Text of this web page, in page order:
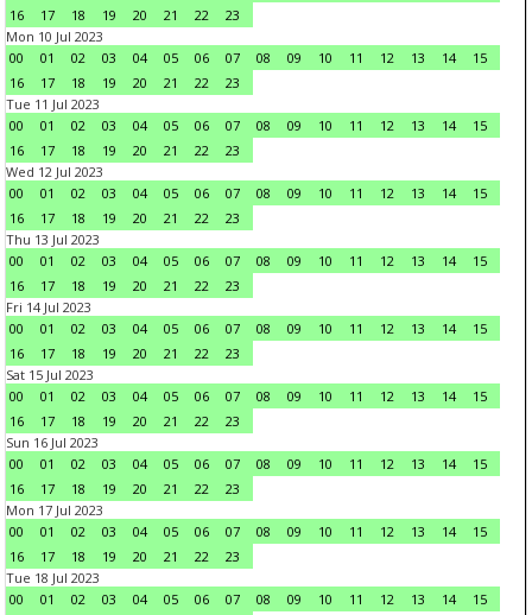
16
17 18 19 20 21 22
23
Mon 10 Jul 2023
00
01 02 03 04 05 06 07 08 09 10 11 12 13 14
15
16
17 18 19 20 21 22
23
Tue 11 Jul 2023
00
01 02 03 04 05 06 07 08 09 10 11 12 13 14
15
16
17 18 19 20 21 22
23
Wed 12 Jul 2023
00
01 02 03 04 05 06 07 08 09 10 11 12 13 14
15
16
17 18 19 20 21 22
23
Thu 13 Jul 2023
00
01 02 03 04 05 06 07 08 09 10 11 12 13 14
15
16
17 18 19 20 21 22
23
Fri 14 Jul 2023
00
01 02 03 04 05 06 07 08 09 10 11 12 13 14
15
16
17 18 19 20 21 22
23
Sat 15 Jul 2023
00
01 02 03 04 05 06 07 08 09 10 11 12 13 14
15
16
17 18 19 20 21 22
23
Sun 16 Jul 2023
00
01 02 03 04 05 06 07 08 09 10 11 12 13 14
15
16
17 18 19 20 21 22
23
Mon 17 Jul 2023
00
01 02 03 04 05 06 07 08 09 10 11 12 13 14
15
16
17 18 19 20 21 22
23
Tue 18 Jul 2023
00
01 02 03 04 05 06 07 08 09 10 11 12 13 14 15